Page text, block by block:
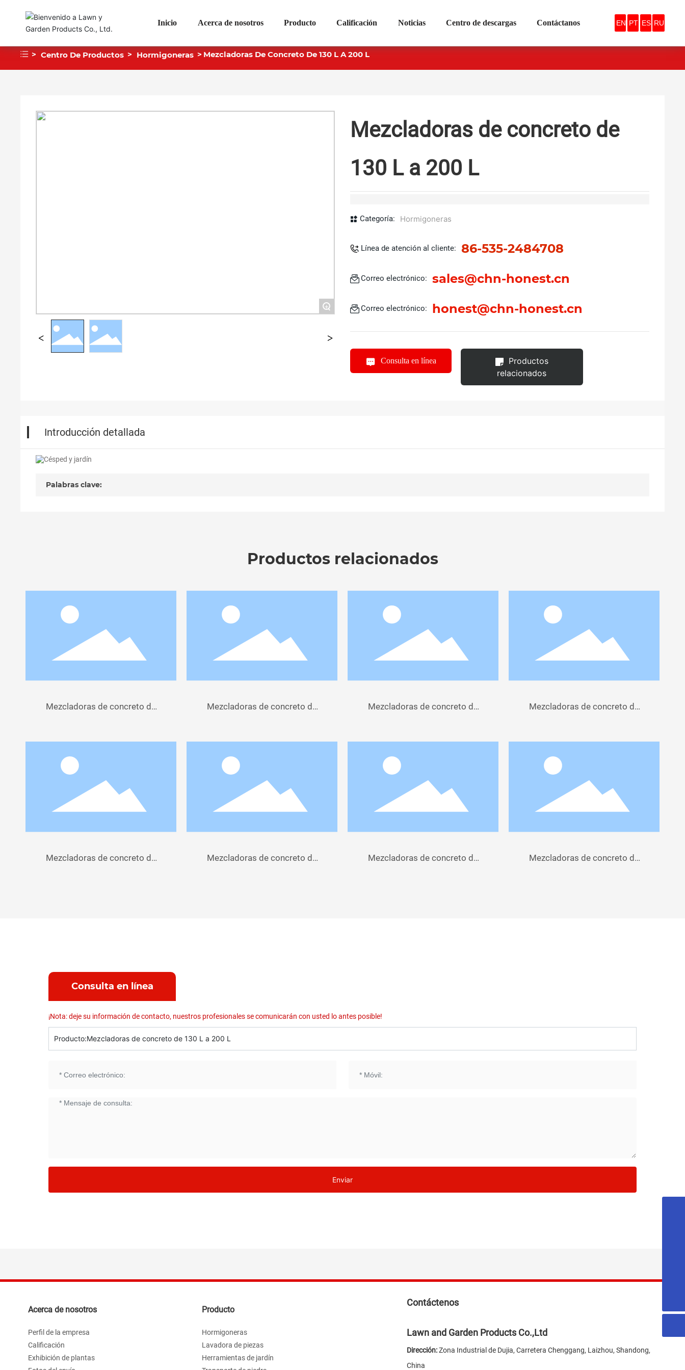
Inicio Acerca de nosotros Producto Calificación Noticias Centro de descargas Contáctanos EN PT ES RU
Centro De Productos Hormigoneras Mezcladoras De Concreto De 130 L A 200 L
+
Mezcladoras de concreto de
130 L a 200 L
Categoría: Hormigoneras
Línea de atención al cliente: 86-535-2484708
Correo electrónico: sales@chn-honest.cn
Correo electrónico: honest@chn-honest.cn
Consulta en línea
Productos
relacionados
Introducción detallada
Palabras clave:
Productos relacionados
Mezcladoras de concreto de
Mezcladoras de concreto de
Mezcladoras de concreto de
Mezcladoras de concreto de
Mezcladoras de concreto de
Mezcladoras de concreto de
Mezcladoras de concreto de
Mezcladoras de concreto de
Consulta en línea
¡Nota: deje su información de contacto, nuestros profesionales se comunicarán con usted lo antes posible!
Producto:Mezcladoras de concreto de 130 L a 200 L
Enviar
Acerca de nosotros
Perfil de la empresa
Calificación
Exhibición de plantas
Producto
Hormigoneras
Lavadora de piezas
Herramientas de jardín
Contáctenos
Lawn and Garden Products Co.,Ltd
Dirección:Zona Industrial de Dujia, Carretera Chenggang, Laizhou, Shandong,
China